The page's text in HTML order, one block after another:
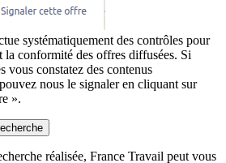
systématiquement des contrôles pour
la conformité des offres diffusées. Si
vous constatez des contenus
nous le signaler en cliquant sur
».
réalisée, France Travail peut vous